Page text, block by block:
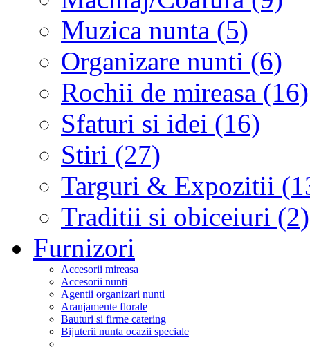
Muzica nunta (5)
Organizare nunti (6)
Rochii de mireasa (16)
Sfaturi si idei (16)
Stiri (27)
Targuri & Expozitii
Traditii si obiceiuri (2)
Furnizori
Accesorii mireasa
Accesorii nunti
Agentii organizari nunti
Aranjamente florale
Bauturi si firme catering
Bijuterii nunta ocazii speciale